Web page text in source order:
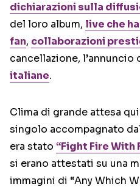
dichiarazioni sulla
del loro album, live che
fan, collaborazioni
cancellazione, l’annuncio
italiane.
Clima di grande attesa
singolo accompagnato
era stato “Fight Fire With
si erano attestati su una
immagini di “Any Which